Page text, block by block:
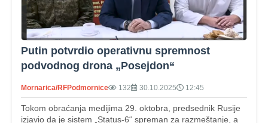
Putin potvrdio operativnu spremnost
podvodnog drona „Posejdon“
Mornarica/RFPodmornice 132 30.10.2025 12:45
Tokom obraćanja medijima 29. oktobra, predsednik Rusije
izjavio da je sistem „Status-6“ spreman za razmeštanje, a